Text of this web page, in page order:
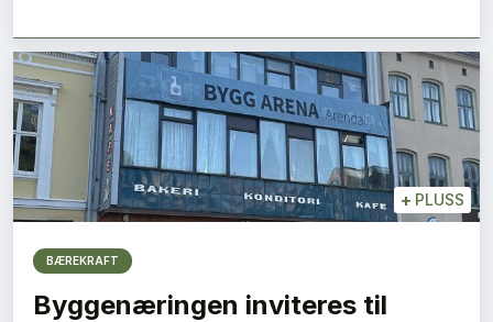
+ PLUSS
BÆREKRAFT
Byggenæringen inviteres til